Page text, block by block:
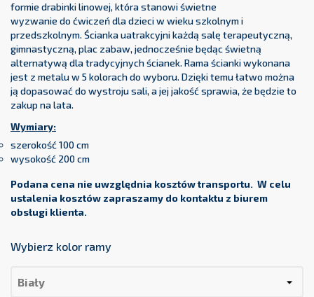
formie drabinki linowej, która stanowi świetne
wyzwanie do ćwiczeń dla dzieci w wieku szkolnym i
przedszkolnym. Ścianka uatrakcyjni każdą salę terapeutyczną,
gimnastyczną, plac zabaw, jednocześnie będąc świetną
alternatywą dla tradycyjnych ścianek. Rama ścianki wykonana
jest z metalu w 5 kolorach do wyboru. Dzięki temu łatwo można
ją dopasować do wystroju sali, a jej jakość sprawia, że będzie to
zakup na lata.
Wymiary:
szerokość 100 cm
wysokość 200 cm
Podana cena nie uwzględnia kosztów transportu. W celu
ustalenia kosztów zapraszamy do kontaktu z biurem
obsługi klienta.
Wybierz kolor ramy